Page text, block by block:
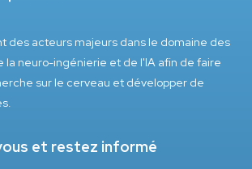
des acteurs majeurs dans le domaine des
la neuro-ingénierie et de l'IA afin de faire
sur le cerveau et développer de
et restez informé